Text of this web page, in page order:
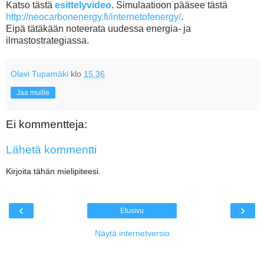
Katso tästä esittelyvideo. Simulaatioon pääsee tästä
http://neocarbonenergy.fi/internetofenergy/.
Eipä tätäkään noteerata uudessa energia- ja
ilmastostrategiassa.
Olavi Tupamäki klo 15.36
Jaa muille
Ei kommentteja:
Lähetä kommentti
Kirjoita tähän mielipiteesi.
‹ ›
Etusivu
Näytä internetversio